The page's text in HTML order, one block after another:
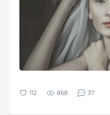
868 37